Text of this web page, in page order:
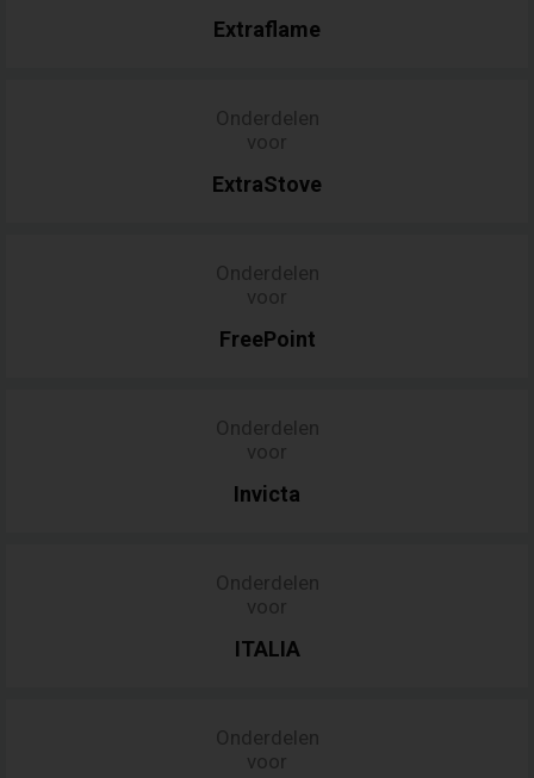
Extraflame
Onderdelen
voor
ExtraStove
Onderdelen
voor
FreePoint
Onderdelen
voor
Invicta
Onderdelen
voor
ITALIA
Onderdelen
voor